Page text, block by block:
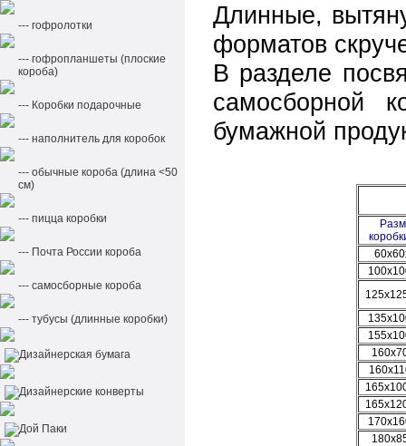
--- гофролотки
--- гофропланшеты (плоские
короба)
--- Коробки подарочные
--- наполнитель для коробок
--- обычные короба (длина <50
см)
--- пицца коробки
--- Почта России короба
--- самосборные короба
--- тубусы (длинные коробки)
Дизайнерская бумага
Дизайнерские конверты
Дой Паки
Длинные,
форматов
В разделе
самосборной
бумажной